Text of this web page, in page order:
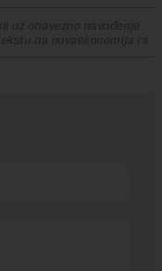
uz obavezno navođenje
na novaekonomija.rs